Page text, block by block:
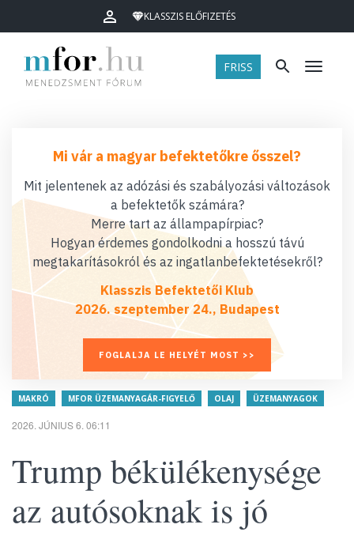
KLASSZIS ELŐFIZETÉS
FRISS Menü
Mi vár a magyar befektetőkre ősszel?
Mit jelentenek az adózási és szabályozási változások
a befektetők számára?
Merre tart az állampapírpiac?
Hogyan érdemes gondolkodni a hosszú távú
megtakarításokról és az ingatlanbefektetésekről?
Klasszis Befektetői Klub
2026. szeptember 24., Budapest
FOGLALJA LE HELYÉT MOST >>
MAKRÓ MFOR ÜZEMANYAGÁR-FIGYELŐ OLAJ ÜZEMANYAGOK
2026. JÚNIUS 6. 06:11
Trump békülékenysége
az autósoknak is jó